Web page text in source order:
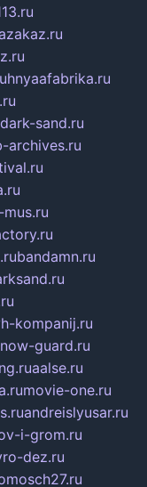
dark-sand.ru
archives.ru
mus.ru
bandamn.ru
kompanij.ru
guard.ru
aalse.ru
movie-one.ru
andreislyusar.ru
i-grom.ru
dez.ru